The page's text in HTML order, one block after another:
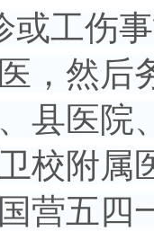
工伤
，然后
县医院
校附属
营五四